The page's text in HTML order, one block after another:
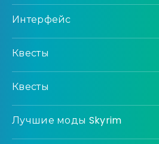
Интерфейс
Квесты
Квесты
Лучшие моды Skyrim